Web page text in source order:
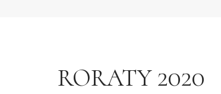
RORATY 2020